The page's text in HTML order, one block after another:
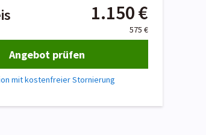
1.150 €
575 €
Angebot prüfen
mit kostenfreier Stornierung